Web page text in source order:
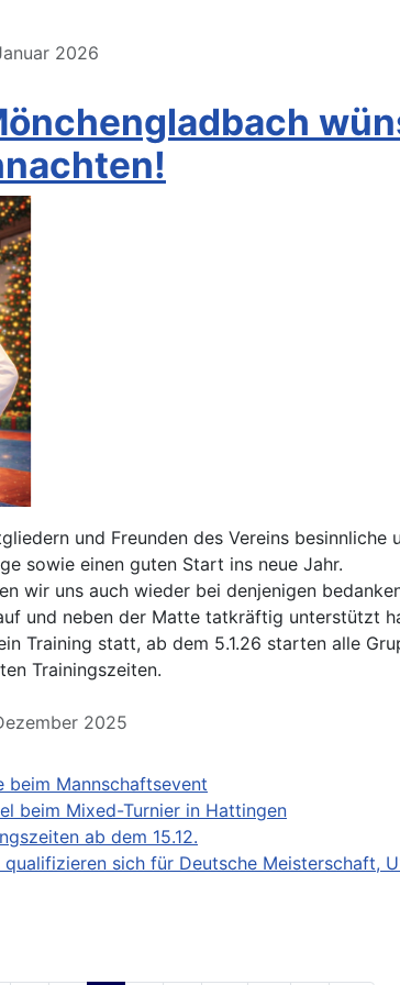
2026
und Freunden des Vereins besinnliche
sowie einen guten Start ins neue Jahr.
wir uns auch wieder bei denjenigen
und neben der Matte tatkräftig unterstützt
Training statt, ab dem 5.1.26 starten alle
Trainingszeiten.
2025
beim Mannschaftsevent
beim Mixed-Turnier in Hattingen
ab dem 15.12.
qualifizieren sich für Deutsche Meisterschaft,